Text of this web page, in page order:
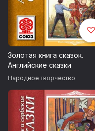
Золотая книга сказок.
Английские сказки
Народное творчество